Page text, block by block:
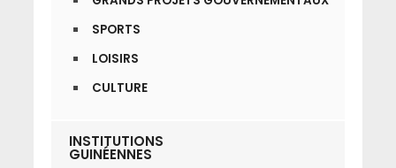
SPORTS
LOISIRS
CULTURE
INSTITUTIONS
GUINÉENNES